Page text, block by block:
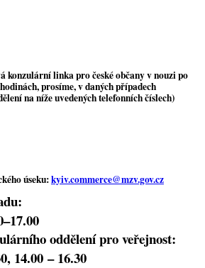
konzulární linka pro české občany v nouzi po
prosíme, v daných případech
na níže uvedených telefonních číslech)
úseku:kyiv.commerce@mzv.gov.cz
oddělení pro veřejnost:
14.00 – 16.30